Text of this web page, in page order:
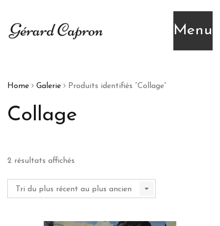
Menu
Home Galerie Produits identifiés “Collage”
Collage
2 résultats affichés
plus
récent
plus